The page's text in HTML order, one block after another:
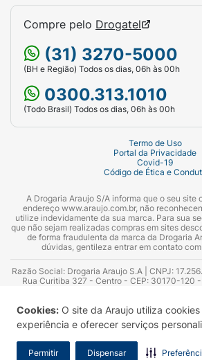
Cookies: O site da Araujo utiliza
experiência e oferecer serviços
Permitir Dispensar
Compre pelo Drogatel
(31) 3270-5000
(BH e Região) Todos os dias, 06h às 00h
0300.313.1010
(Todo Brasil) Todos os dias, 06h às 00h
Termo de Uso
Portal da Privacidade
Covid-19
Código de Ética e
A Drogaria Araujo S/A informa que o seu site
endereço www.araujo.com.br, não
utilize indevidamente da sua marca. Para sua
que não sejam realizadas compras em sites
de forma fraudulenta da marca da Drogaria
dúvidas, gentileza entrar em contato
Razão Social: Drogaria Araujo S.A | CNPJ:
Rua Curitiba 327 - Centro - CEP: 30170-120 -
Azevedo Guimarães – CRF 10.965 | Yasmin Silva
Consultor substituto: Thiago Aguiar Pinheiro -
Sanitário: 2025020713 | Autorização de